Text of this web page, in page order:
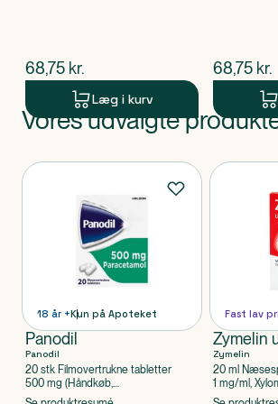
$nuværende pris
68,75 kr.
Læg i kurv
$
68,75 kr.
Produkt 1 af 0
Vores udvalgte
Produkter
18 år +Kun på Apoteket
Panodil
Panodil
20 stk Filmovertrukne tabletter
500 mg (Håndkøb,
apoteksforbeholdt), Paracetamol
Fast lav
Zymelin
Zymelin
20 ml
1 mg/ml,